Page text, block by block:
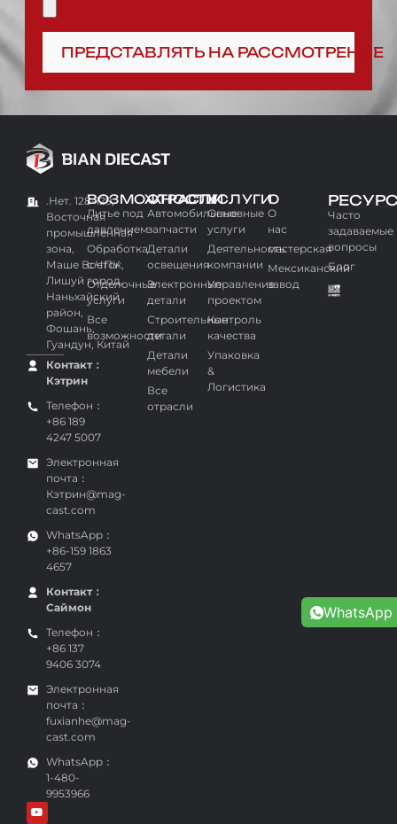
ПРЕДСТАВЛЯТЬ НА РАССМОТРЕНИЕ
.Нет. 128-129,
Восточная
промышленная
зона,
Маше Восток,
Лишуй город,
Наньхайский
район,
Фошань,
Гуандун, Китай
Контакт：
Кэтрин
Телефон：
+86 189
4247 5007
Электронная
почта：
Кэтрин@mag-
cast.com
WhatsApp：
+86-159 1863
4657
Контакт：
Саймон
Телефон：
+86 137
9406 3074
Электронная
почта：
fuxianhe@mag-
cast.com
WhatsApp：
1-480-
9953966
ВОЗМОЖНОСТИ
Литье под
давлением
Обработка
с ЧПУ
Отделочные
услуги
Все
возможности
ОТРАСЛИ
Автомобильные
запчасти
Детали
освещения
Электронные
детали
Строительные
детали
Детали
мебели
Все
отрасли
УСЛУГИ
Основные
услуги
Деятельность
компании
Управление
проектом
Контроль
качества
Упаковка
&
Логистика
О
О
нас
мастерская
Мексиканский
завод
Часто
задаваемые
вопросы
Блог
WhatsApp